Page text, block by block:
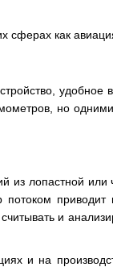
как
удобное
но
из лопастной
и
и на